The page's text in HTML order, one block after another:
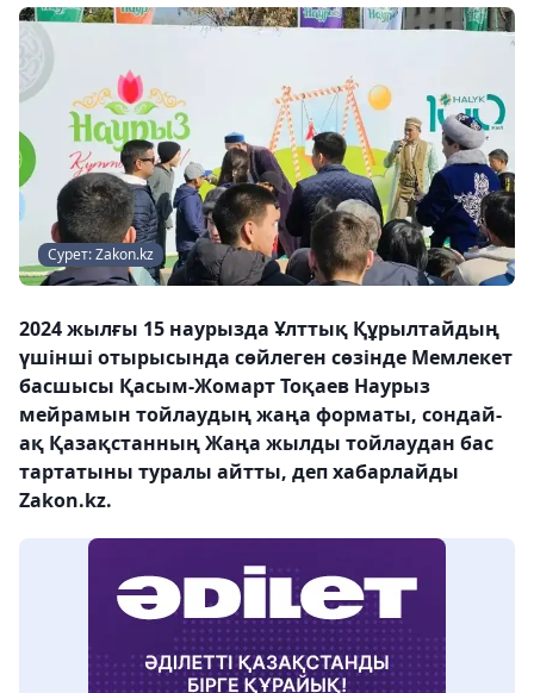
Сурет: Zakon.kz
2024 жылғы 15 наурызда Ұлттық Құрылтайдың
үшінші отырысында сөйлеген сөзінде Мемлекет
басшысы Қасым-Жомарт Тоқаев Наурыз
мейрамын тойлаудың жаңа форматы, сондай-
ақ Қазақстанның Жаңа жылды тойлаудан бас
тартатыны туралы айтты, деп хабарлайды
Zakon.kz.